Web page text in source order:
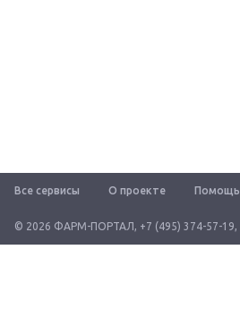
Все сервисы О проекте Помощь
© 2026 ФАРМ-ПОРТАЛ, +7 (495) 374-57-19,